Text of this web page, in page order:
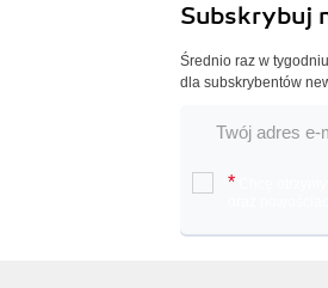
Subskrybuj
Średnio raz w
dla subskrybentów
*